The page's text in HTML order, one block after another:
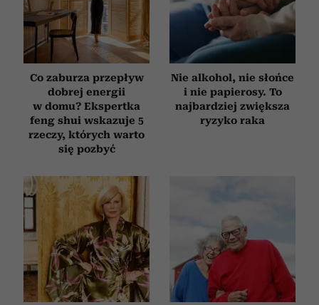
Co zaburza przepływ
dobrej energii
w domu? Ekspertka
feng shui wskazuje 5
rzeczy, których warto
się pozbyć
Nie alkohol, nie słońce
i nie papierosy. To
najbardziej zwiększa
ryzyko raka